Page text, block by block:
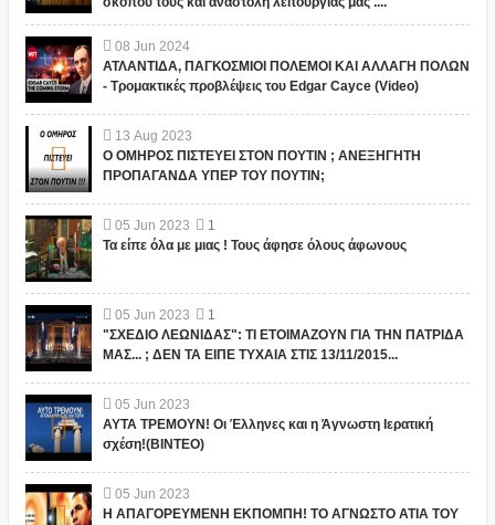
08 Jun 2024
ΑΤΛΑΝΤΙΔΑ, ΠΑΓΚΟΣΜΙΟΙ ΠΟΛΕΜΟΙ ΚΑΙ ΑΛΛΑΓΗ ΠΟΛΩΝ
- Τρομακτικές προβλέψεις του Edgar Cayce (Video)
13 Aug 2023
Ο ΟΜΗΡΟΣ ΠΙΣΤΕΥΕΙ ΣΤΟΝ ΠΟΥΤΙΝ ; ΑΝΕΞΗΓΗΤΗ
ΠΡΟΠΑΓΑΝΔΑ ΥΠΕΡ ΤΟΥ ΠΟΥΤΙΝ;
05 Jun 2023
1
Τα είπε όλα με μιας ! Τους άφησε όλους άφωνους
05 Jun 2023
1
"ΣΧΕΔΙΟ ΛΕΩΝΙΔΑΣ": ΤΙ ΕΤΟΙΜΑΖΟΥΝ ΓΙΑ ΤΗΝ ΠΑΤΡΙΔΑ
ΜΑΣ... ; ΔΕΝ ΤΑ ΕΙΠΕ ΤΥΧΑΙΑ ΣΤΙΣ 13/11/2015...
05 Jun 2023
ΑΥΤΑ ΤΡΕΜΟΥΝ! Οι Έλληνες και η Άγνωστη Ιερατική
σχέση!(ΒΙΝΤΕΟ)
05 Jun 2023
Η ΑΠΑΓΟΡΕΥΜΕΝΗ ΕΚΠΟΜΠΗ! ΤΟ ΑΓΝΩΣΤΟ ΑΤΙΑ ΤΟΥ